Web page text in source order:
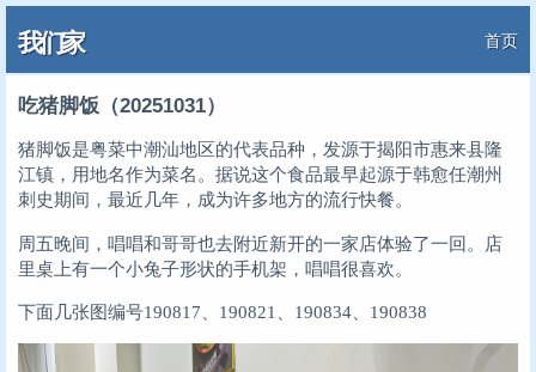
我们家 首页
吃猪脚饭（20251031）
猪脚饭是粤菜中潮汕地区的代表品种，发源于揭阳市惠来县隆
江镇，用地名作为菜名。据说这个食品最早起源于韩愈任潮州
刺史期间，最近几年，成为许多地方的流行快餐。
周五晚间，唱唱和哥哥也去附近新开的一家店体验了一回。店
里桌上有一个小兔子形状的手机架，唱唱很喜欢。
下面几张图编号190817、190821、190834、190838